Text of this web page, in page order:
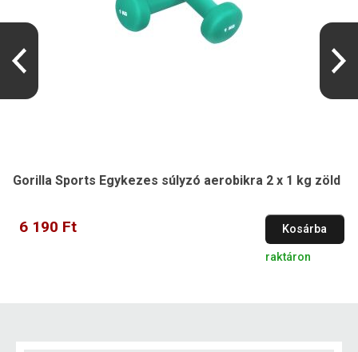
Gorilla Sports Egykezes súlyzó aerobikra 2 x 1 kg zöld
6 190 Ft Kosárba
raktáron